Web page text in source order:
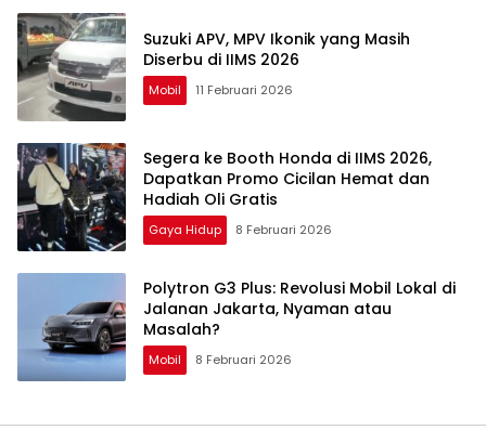
Suzuki APV, MPV Ikonik yang Masih
Diserbu di IIMS 2026
Mobil 11 Februari 2026
Segera ke Booth Honda di IIMS 2026,
Dapatkan Promo Cicilan Hemat dan
Hadiah Oli Gratis
Gaya Hidup 8 Februari 2026
Polytron G3 Plus: Revolusi Mobil Lokal di
Jalanan Jakarta, Nyaman atau
Masalah?
Mobil 8 Februari 2026